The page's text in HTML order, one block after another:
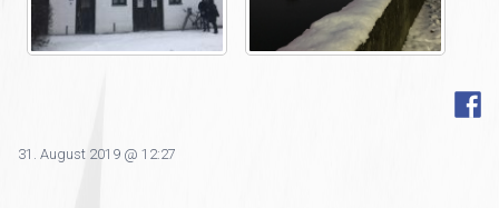
31. August 2019 @ 12:27